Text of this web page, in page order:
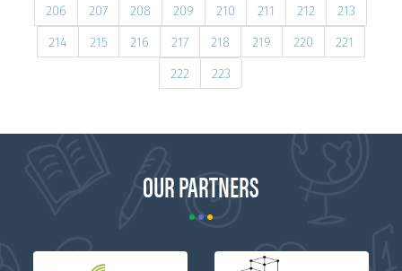
206
207 208 209 210 211 212
213
214
215 216 217 218 219 220
221
222
223
OUR PARTNERS